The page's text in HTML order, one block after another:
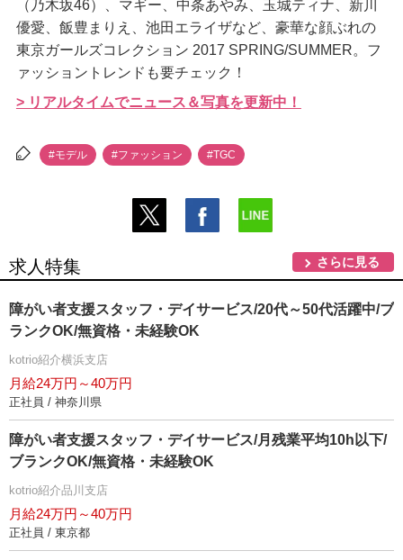
（乃木坂46）、マギー、中条あやみ、玉城ティナ、新川
優愛、飯豊まりえ、池田エライザなど、豪華な顔ぶれの
東京ガールズコレクション 2017 SPRING/SUMMER。フ
ァッショントレンドも要チェック！
> リアルタイムでニュース＆写真を更新中！
#モデル #ファッション #TGC
求人特集 さらに見る
障がい者支援スタッフ・デイサービス/20代～50代活躍中/ブ
ランクOK/無資格・未経験OK
kotrio紹介横浜支店
月給24万円～40万円
正社員 / 神奈川県
障がい者支援スタッフ・デイサービス/月残業平均10h以下/
ブランクOK/無資格・未経験OK
kotrio紹介品川支店
月給24万円～40万円
正社員 / 東京都